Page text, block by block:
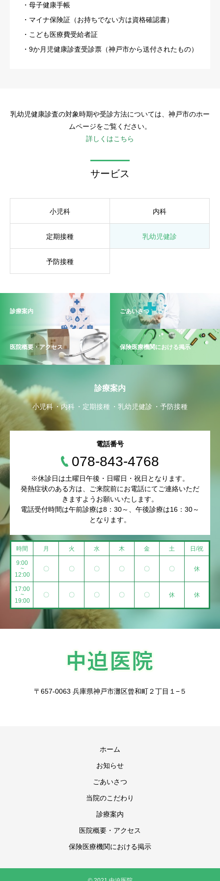
・母子健康手帳
・マイナ保険証（お持ちでない方は資格確認書）
・こども医療費受給者証
・9か月児健康診査受診票（神戸市から送付されたもの）
乳幼児健康診査の対象時期や受診方法については、神戸市のホー
ムページをご覧ください。
詳しくはこちら
サービス
小児科 内科
定期接種 乳幼児健診
予防接種
診療案内 ごあいさつ
医院概要・アクセス 保険医療機関における掲示
診療案内
小児科 内科 定期接種 乳幼児健診 予防接種
電話番号
078-843-4768
※休診日は土曜日午後・日曜日・祝日となります。
発熱症状のある方は、ご来院前にお電話にてご連絡いただ
きますようお願いいたします。
電話受付時間は午前診療は8：30～、午後診療は16：30～
となります。
時間 月 火 水 木 金 土 日/祝
9:00
~
12:00
〇 〇 〇 〇 〇 〇 休
17:00
~
19:00
〇 〇 〇 〇 〇 休 休
〒657-0063 兵庫県神戸市灘区曾和町２丁目１−５
ホーム
お知らせ
ごあいさつ
当院のこだわり
診療案内
医院概要・アクセス
保険医療機関における掲示